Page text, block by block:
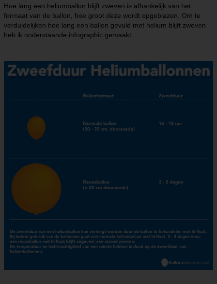
Hoe lang een heliumballon blijft zweven is afhankelijk van het
formaat van de ballon, hoe groot deze wordt opgeblazen. Om te
verduidelijken hoe lang een ballon gevuld met helium blijft zweven
heb ik onderstaande infographic gemaakt.